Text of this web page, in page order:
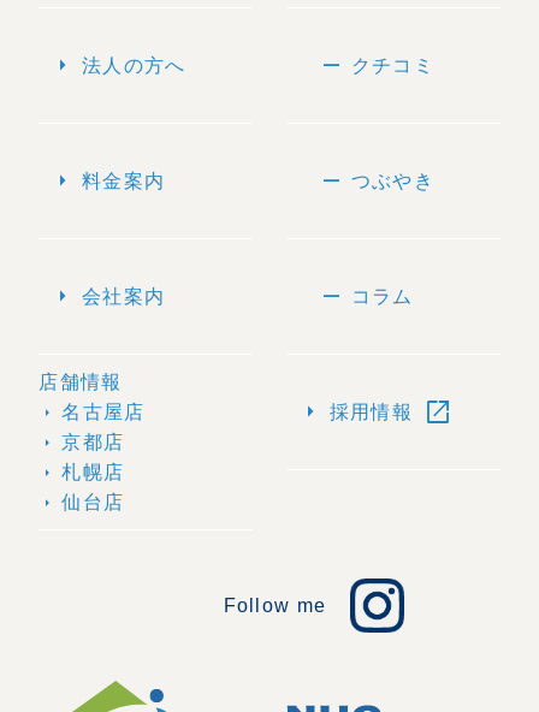
arrow_right 法人の方へ
arrow_right 料金案内
arrow_right 会社案内
店舗情報
arrow_right 名古屋店
arrow_right 京都店
arrow_right 札幌店
arrow_right 仙台店
remove クチコミ
remove つぶやき
remove コラム
arrow_right 採用情報 open_in_new
Follow me